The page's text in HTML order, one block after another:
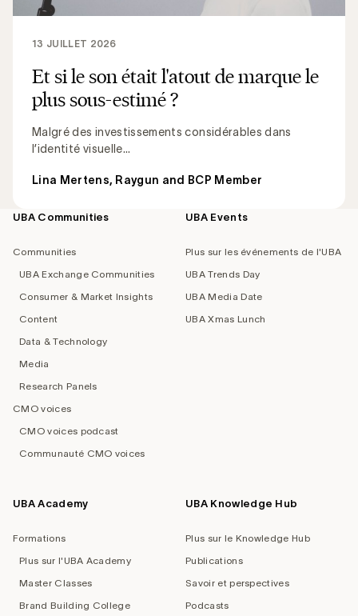
Et si le son était l'atout de marque le
plus sous-estimé ?
Malgré des investissements considérables dans
l’identité visuelle...
13 JUILLET 2026
Lina Mertens, Raygun and BCP Member
Footer
UBA Communities
Communities
UBA Exchange Communities
Consumer & Market Insights
Content
Data & Technology
Media
Research Panels
CMO voices
CMO voices podcast
Communauté CMO voices
UBA Events
Plus sur les événements de l'UBA
UBA Trends Day
UBA Media Date
UBA Xmas Lunch
UBA Academy
Formations
Plus sur l'UBA Academy
Master Classes
Brand Building College
UBA Knowledge Hub
Plus sur le Knowledge Hub
Publications
Savoir et perspectives
Podcasts